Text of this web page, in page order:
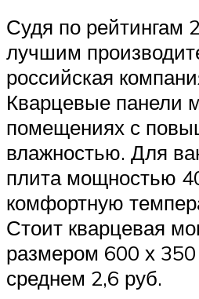
Судя по рейтингам
лучшим
российская
Кварцевые панели
помещениях с
влажностью. Для
плита мощностью
комфортную
Стоит кварцевая
размером 600 х
среднем 2,6 руб.